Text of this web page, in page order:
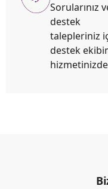
Sorularınız
destek
talepleriniz
destek
hizmetinizde